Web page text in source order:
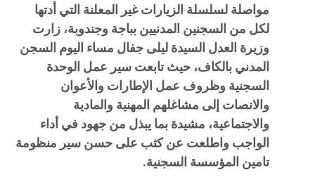
مواصلة لسلسلة الزيارات غير المعلنة التي أدتها
لكل من السجنين المدنيين بباجة وجندوبة، زارت
وزيرة العدل السيدة ليلى جفال مساء اليوم السجن
المدني بالكاف، حيث تابعت سير عمل الوحدة
السجنية وظروف عمل الإطارات والأعوان
والانصات إلى مشاغلهم المهنية والمادية
والاجتماعية، مشيدة بما يبذل من جهود في أداء
الواجب واطلعت عن كثب على حسن سير منظومة
تامين المؤسسة السجنية.